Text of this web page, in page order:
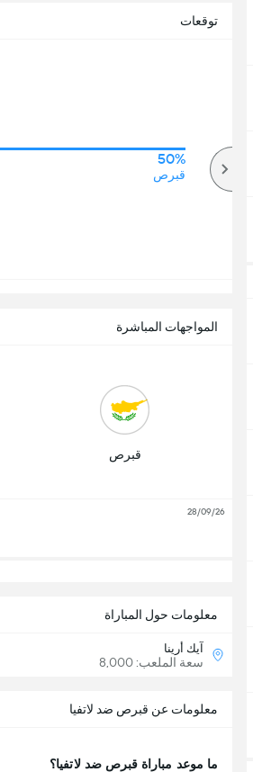
معلومات حول المباراة
آيك أرينا
سعة الملعب: 8,000
توقعات
50%
قبرص
المواجهات المباشرة
قبرص
28/09/26
معلومات عن قبرص ضد لاتفيا
ما موعد مباراة قبرص ضد لاتفيا؟